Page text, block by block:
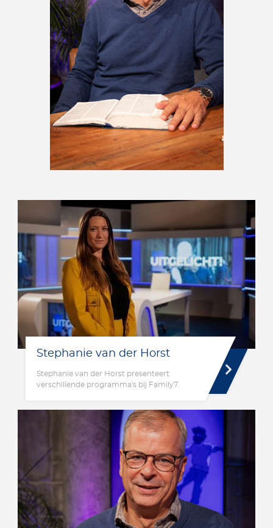
Stephanie van der Horst
Stephanie van der Horst presenteert
verschillende programma's bij Family7.